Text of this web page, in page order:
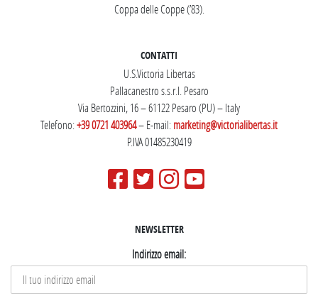
Coppa delle Coppe (’83).
CONTATTI
U.S.Victoria Libertas
Pallacanestro s.s.r.l. Pesaro
Via Bertozzini, 16 – 61122 Pesaro (PU) – Italy
Telefono:+39 0721 403964– E-mail:marketing@victorialibertas.it
P.IVA 01485230419
NEWSLETTER
Indirizzo email: